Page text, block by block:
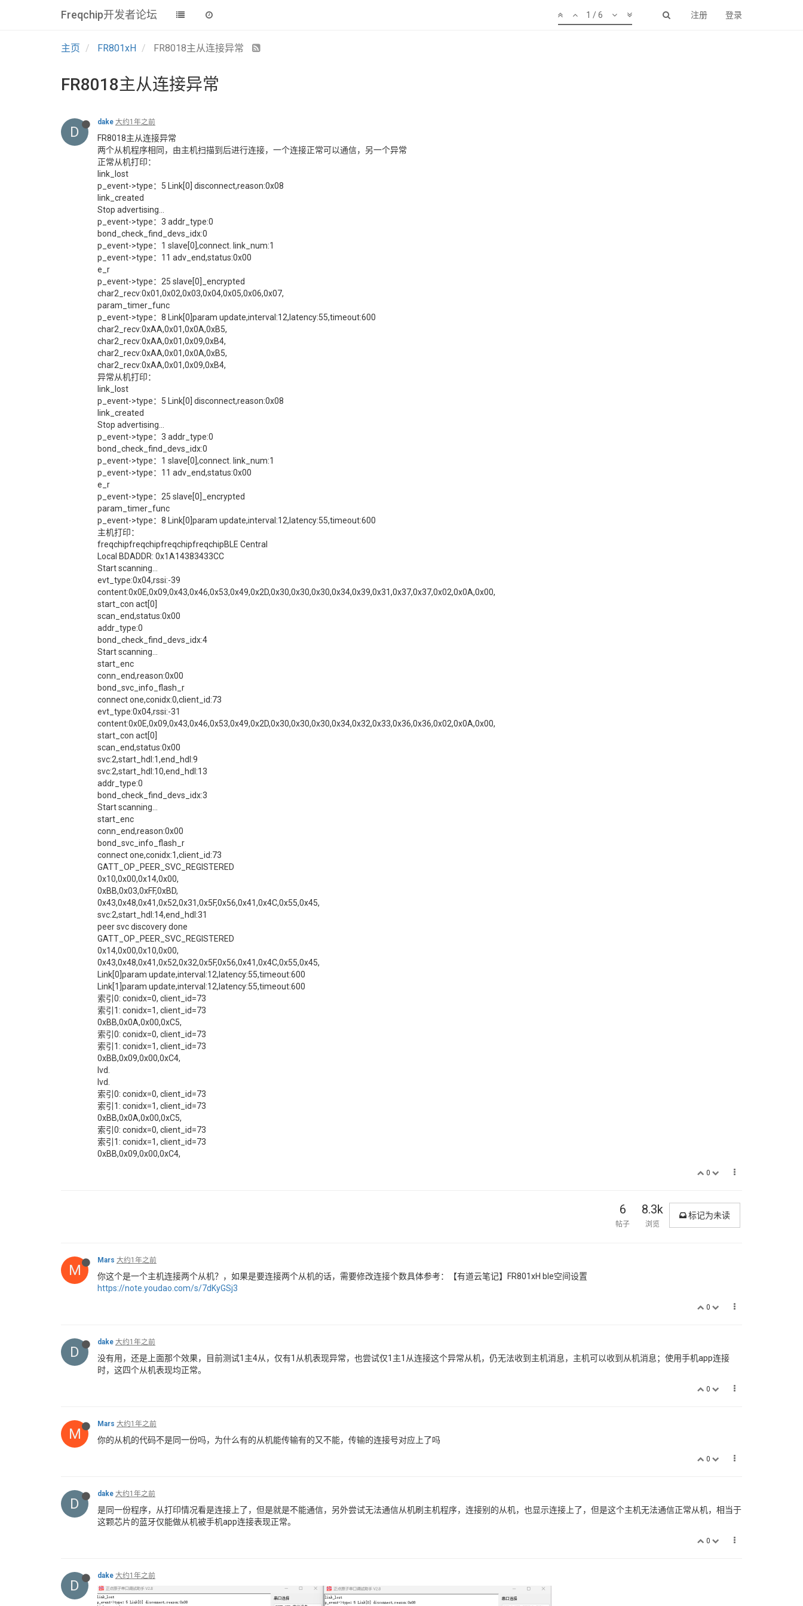
Freqchip开发者论坛 注册 登录
1 / 6
主页 FR801xH FR8018主从连接异常
FR8018主从连接异常
D
dake 大约1年之前
FR8018主从连接异常
两个从机程序相同，由主机扫描到后进行连接，一个连接正常可以通信，另一个异常
正常从机打印：
link_lost
p_event->type：5 Link[0] disconnect,reason:0x08
link_created
Stop advertising...
p_event->type：3 addr_type:0
bond_check_find_devs_idx:0
p_event->type：1 slave[0],connect. link_num:1
p_event->type：11 adv_end,status:0x00
e_r
p_event->type：25 slave[0]_encrypted
char2_recv:0x01,0x02,0x03,0x04,0x05,0x06,0x07,
param_timer_func
p_event->type：8 Link[0]param update,interval:12,latency:55,timeout:600
char2_recv:0xAA,0x01,0x0A,0xB5,
char2_recv:0xAA,0x01,0x09,0xB4,
char2_recv:0xAA,0x01,0x0A,0xB5,
char2_recv:0xAA,0x01,0x09,0xB4,
异常从机打印：
link_lost
p_event->type：5 Link[0] disconnect,reason:0x08
link_created
Stop advertising...
p_event->type：3 addr_type:0
bond_check_find_devs_idx:0
p_event->type：1 slave[0],connect. link_num:1
p_event->type：11 adv_end,status:0x00
e_r
p_event->type：25 slave[0]_encrypted
param_timer_func
p_event->type：8 Link[0]param update,interval:12,latency:55,timeout:600
主机打印：
freqchipfreqchipfreqchipfreqchipBLE Central
Local BDADDR: 0x1A14383433CC
Start scanning...
evt_type:0x04,rssi:-39
content:0x0E,0x09,0x43,0x46,0x53,0x49,0x2D,0x30,0x30,0x30,0x34,0x39,0x31,0x37,0x37,0x02,0x0A,0x00,
start_con act[0]
scan_end,status:0x00
addr_type:0
bond_check_find_devs_idx:4
Start scanning...
start_enc
conn_end,reason:0x00
bond_svc_info_flash_r
connect one,conidx:0,client_id:73
evt_type:0x04,rssi:-31
content:0x0E,0x09,0x43,0x46,0x53,0x49,0x2D,0x30,0x30,0x30,0x34,0x32,0x33,0x36,0x36,0x02,0x0A,0x00,
start_con act[0]
scan_end,status:0x00
svc:2,start_hdl:1,end_hdl:9
svc:2,start_hdl:10,end_hdl:13
addr_type:0
bond_check_find_devs_idx:3
Start scanning...
start_enc
conn_end,reason:0x00
bond_svc_info_flash_r
connect one,conidx:1,client_id:73
GATT_OP_PEER_SVC_REGISTERED
0x10,0x00,0x14,0x00,
0xBB,0x03,0xFF,0xBD,
0x43,0x48,0x41,0x52,0x31,0x5F,0x56,0x41,0x4C,0x55,0x45,
svc:2,start_hdl:14,end_hdl:31
peer svc discovery done
GATT_OP_PEER_SVC_REGISTERED
0x14,0x00,0x10,0x00,
0x43,0x48,0x41,0x52,0x32,0x5F,0x56,0x41,0x4C,0x55,0x45,
Link[0]param update,interval:12,latency:55,timeout:600
Link[1]param update,interval:12,latency:55,timeout:600
索引0: conidx=0, client_id=73
索引1: conidx=1, client_id=73
0xBB,0x0A,0x00,0xC5,
索引0: conidx=0, client_id=73
索引1: conidx=1, client_id=73
0xBB,0x09,0x00,0xC4,
lvd.
lvd.
索引0: conidx=0, client_id=73
索引1: conidx=1, client_id=73
0xBB,0x0A,0x00,0xC5,
索引0: conidx=0, client_id=73
索引1: conidx=1, client_id=73
0xBB,0x09,0x00,0xC4,
0
6
帖子
8.3k
浏览
标记为未读
M
Mars 大约1年之前
你这个是一个主机连接两个从机？，如果是要连接两个从机的话，需要修改连接个数具体参考：【有道云笔记】FR801xH ble空间设置
https://note.youdao.com/s/7dKyGSj3
0
D
dake 大约1年之前
没有用，还是上面那个效果，目前测试1主4从，仅有1从机表现异常，也尝试仅1主1从连接这个异常从机，仍无法收到主机消息，主机可以收到从机消息；使用手机app连接
时，这四个从机表现均正常。
0
M
Mars 大约1年之前
你的从机的代码不是同一份吗，为什么有的从机能传输有的又不能，传输的连接号对应上了吗
0
D
dake 大约1年之前
是同一份程序，从打印情况看是连接上了，但是就是不能通信，另外尝试无法通信从机刷主机程序，连接别的从机，也显示连接上了，但是这个主机无法通信正常从机，相当于
这颗芯片的蓝牙仅能做从机被手机app连接表现正常。
0
D
dake 大约1年之前